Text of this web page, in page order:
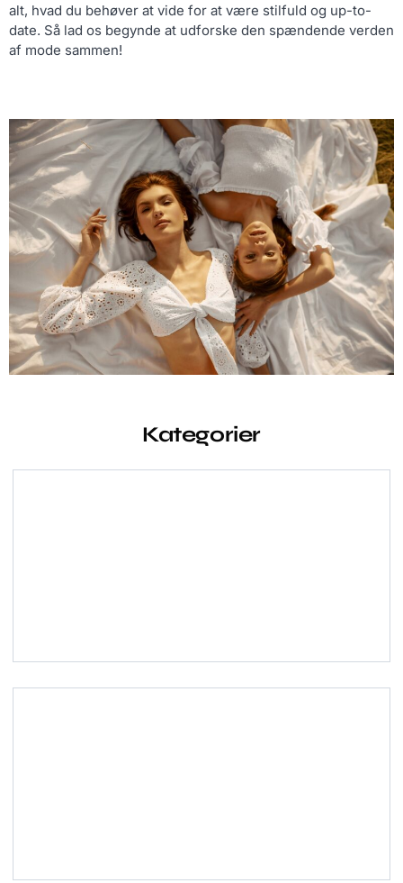
alt, hvad du behøver at vide for at være stilfuld og up-to-
date. Så lad os begynde at udforske den spændende verden
af mode sammen!
Kategorier